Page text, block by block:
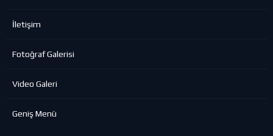
İletişim
Fotoğraf Galerisi
Video Galeri
Geniş Menü